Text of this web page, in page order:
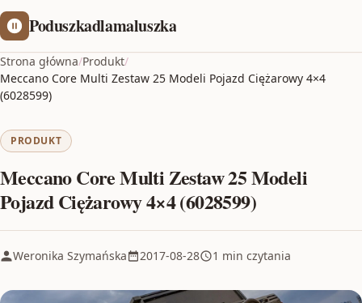
Poduszkadlamaluszka
Strona główna/Produkt/
Meccano Core Multi Zestaw 25 Modeli Pojazd Ciężarowy 4×4
(6028599)
PRODUKT
Meccano Core Multi Zestaw 25 Modeli
Pojazd Ciężarowy 4×4 (6028599)
Weronika Szymańska 2017-08-28 1 min czytania